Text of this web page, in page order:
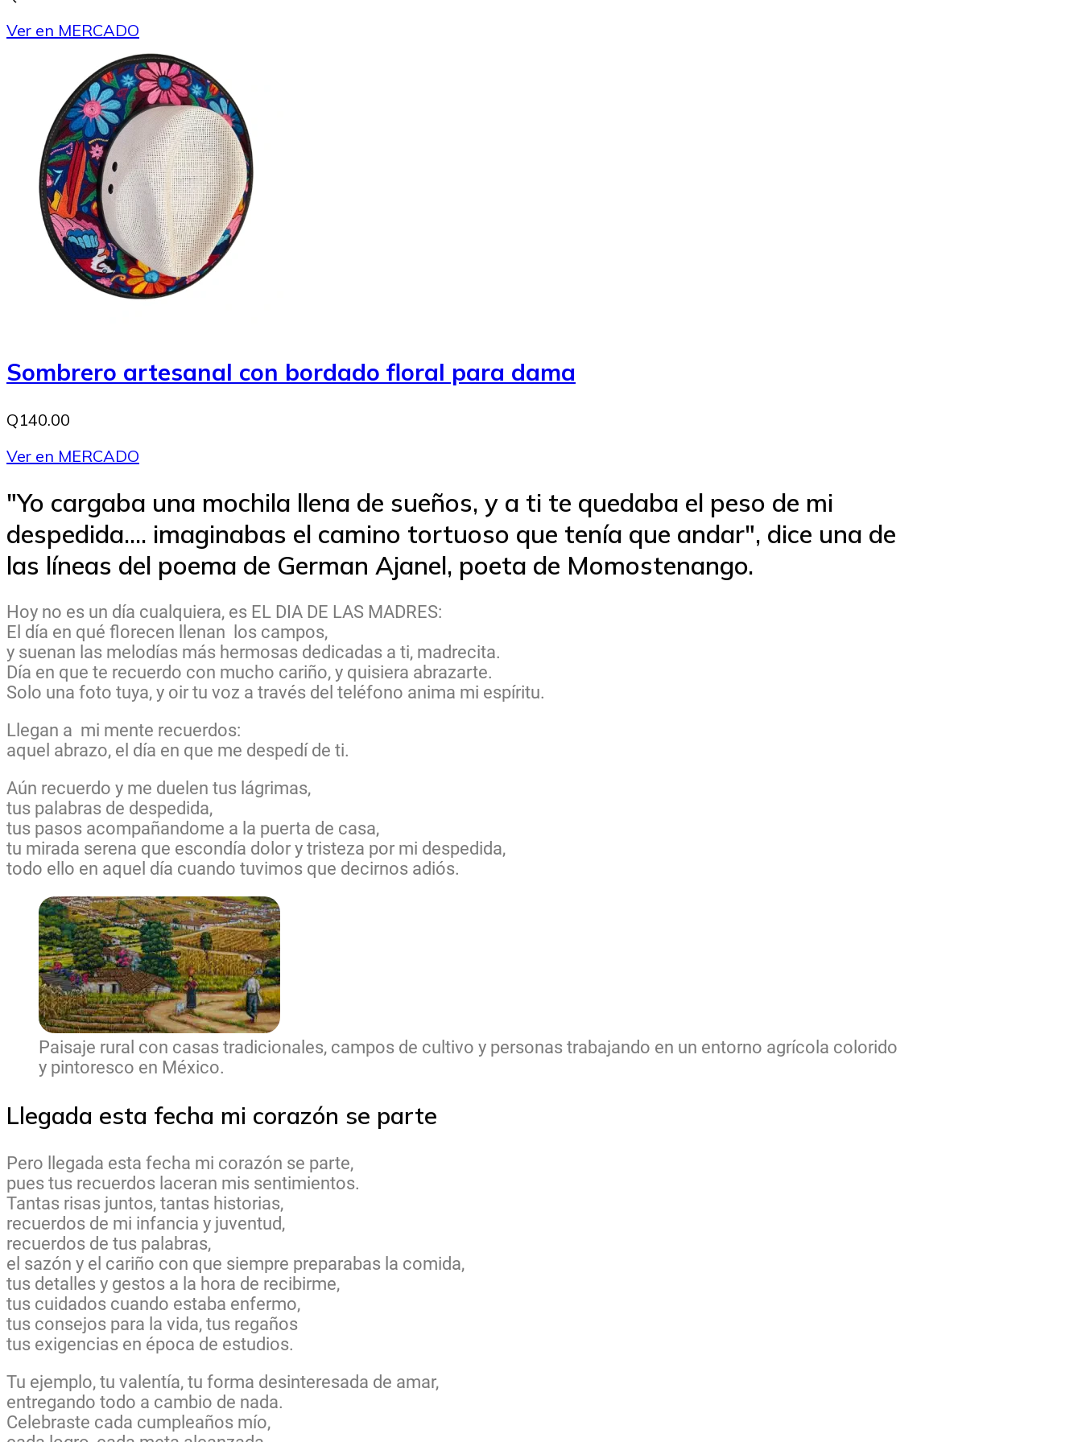
Ver en MERCADO
Sombrero artesanal con bordado floral para dama
Q140.00
Ver en MERCADO
"Yo cargaba una mochila llena de sueños, y a ti te quedaba el peso de mi
despedida.... imaginabas el camino tortuoso que tenía que andar", dice una de
las líneas del poema de German Ajanel, poeta de Momostenango.
Hoy no es un día cualquiera, es EL DIA DE LAS MADRES:
El día en qué florecen llenan los campos,
y suenan las melodías más hermosas dedicadas a ti, madrecita.
Día en que te recuerdo con mucho cariño, y quisiera abrazarte.
Solo una foto tuya, y oir tu voz a través del teléfono anima mi espíritu.
Llegan a mi mente recuerdos:
aquel abrazo, el día en que me despedí de ti.
Aún recuerdo y me duelen tus lágrimas,
tus palabras de despedida,
tus pasos acompañandome a la puerta de casa,
tu mirada serena que escondía dolor y tristeza por mi despedida,
todo ello en aquel día cuando tuvimos que decirnos adiós.
Paisaje rural con casas tradicionales, campos de cultivo y personas trabajando en un entorno agrícola colorido
y pintoresco en México.
Llegada esta fecha mi corazón se parte
Pero llegada esta fecha mi corazón se parte,
pues tus recuerdos laceran mis sentimientos.
Tantas risas juntos, tantas historias,
recuerdos de mi infancia y juventud,
recuerdos de tus palabras,
el sazón y el cariño con que siempre preparabas la comida,
tus detalles y gestos a la hora de recibirme,
tus cuidados cuando estaba enfermo,
tus consejos para la vida, tus regaños
tus exigencias en época de estudios.
Tu ejemplo, tu valentía, tu forma desinteresada de amar,
entregando todo a cambio de nada.
Celebraste cada cumpleaños mío,